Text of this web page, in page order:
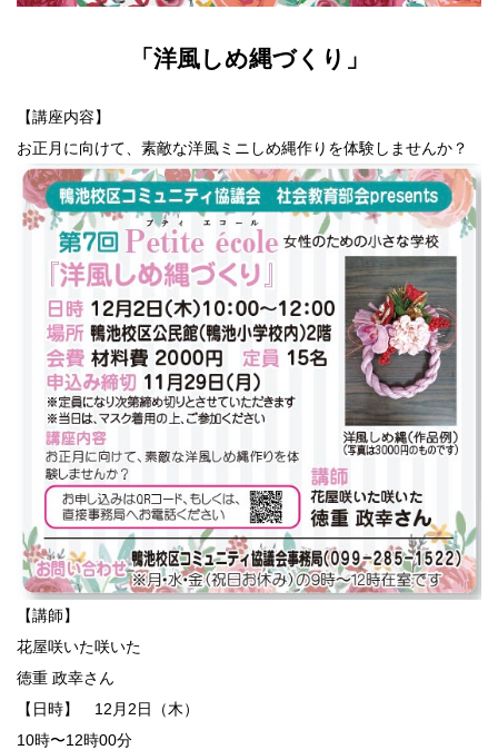
「洋風しめ縄づくり」
【講座内容】
お正月に向けて、素敵な洋風ミニしめ縄作りを体験しませんか？
【講師】
花屋咲いた咲いた
徳重 政幸さん
【日時】 12月2日（木）
10時〜12時00分